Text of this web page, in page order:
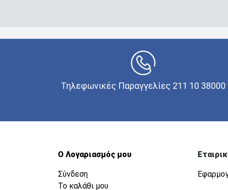
Τηλεφωνικές Παραγγελίες 211 10 38000
Ο Λογαριασμός μου
Σύνδεση
Το καλάθι μου